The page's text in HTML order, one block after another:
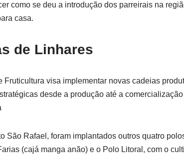
como se deu a introdução dos parreirais na
casa.
de Linhares
Fruticultura visa implementar novas cadeias
desde a produção até a
São Rafael, foram implantados outros quatro
(cajá manga anão) e o Polo Litoral, com o